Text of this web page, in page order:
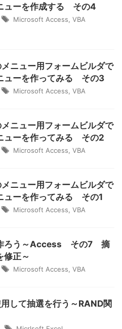
ューを作成する その4
Microsoft Access VBA
ニュー用フォームビルダで
ューを作ってみる その3
Microsoft Access VBA
ニュー用フォームビルダで
ューを作ってみる その2
Microsoft Access VBA
ニュー用フォームビルダで
ューを作ってみる その1
Microsoft Access VBA
ろう～Access その7 摘
修正～
Microsoft Access VBA
して抽選を行う～RAND関